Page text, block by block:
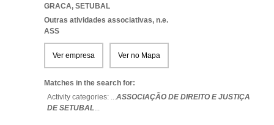
GRACA, SETUBAL
Outras atividades associativas, n.e.
ASS
Ver empresa Ver no Mapa
Matches in the search for:
Activity categories: ...ASSOCIAÇÃO DE DIREITO E JUSTIÇA
DE SETUBAL...